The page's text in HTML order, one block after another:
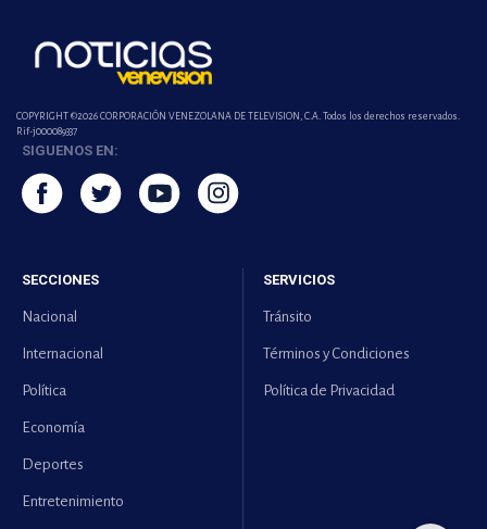
COPYRIGHT ©2026 CORPORACIÓN VENEZOLANA DE TELEVISION, C.A. Todos los derechos reservados.
Rif-j000089337
SIGUENOS EN:
SECCIONES
Nacional
Internacional
Política
Economía
Deportes
Entretenimiento
SERVICIOS
Tránsito
Términos y Condiciones
Política de Privacidad